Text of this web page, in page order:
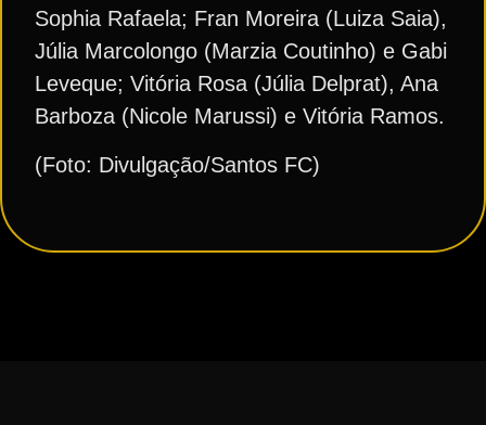
Sophia Rafaela; Fran Moreira (Luiza Saia),
Júlia Marcolongo (Marzia Coutinho) e Gabi
Leveque; Vitória Rosa (Júlia Delprat), Ana
Barboza (Nicole Marussi) e Vitória Ramos.
(Foto: Divulgação/Santos FC)